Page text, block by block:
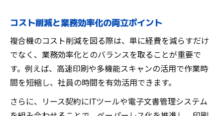
コスト削減と業務効率化の両立ポイント
複合機のコスト削減を図る際は、単に経費を減らすだけ
でなく、業務効率化とのバランスを取ることが重要で
す。例えば、高速印刷や多機能スキャンの活用で作業時
間を短縮し、社員の時間を有効活用できます。
さらに、リース契約にITツールや電子文書管理システム